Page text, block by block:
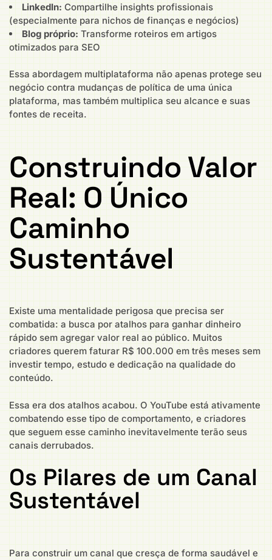
LinkedIn: Compartilhe insights profissionais
(especialmente para nichos de finanças e negócios)
Blog próprio: Transforme roteiros em artigos
otimizados para SEO
Essa abordagem multiplataforma não apenas protege seu
negócio contra mudanças de política de uma única
plataforma, mas também multiplica seu alcance e suas
fontes de receita.
Construindo Valor
Real: O Único
Caminho
Sustentável
Existe uma mentalidade perigosa que precisa ser
combatida: a busca por atalhos para ganhar dinheiro
rápido sem agregar valor real ao público. Muitos
criadores querem faturar R$ 100.000 em três meses sem
investir tempo, estudo e dedicação na qualidade do
conteúdo.
Essa era dos atalhos acabou. O YouTube está ativamente
combatendo esse tipo de comportamento, e criadores
que seguem esse caminho inevitavelmente terão seus
canais derrubados.
Os Pilares de um Canal
Sustentável
Para construir um canal que cresça de forma saudável e